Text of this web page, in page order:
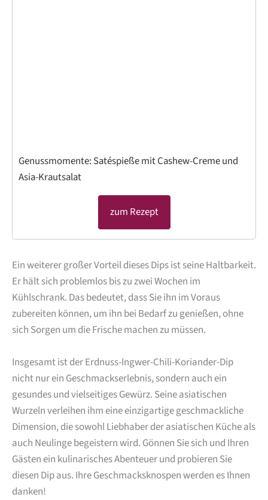
Genussmomente: Satéspieße mit Cashew-Creme und
Asia-Krautsalat
zum Rezept
Ein weiterer großer Vorteil dieses Dips ist seine Haltbarkeit.
Er hält sich problemlos bis zu zwei Wochen im
Kühlschrank. Das bedeutet, dass Sie ihn im Voraus
zubereiten können, um ihn bei Bedarf zu genießen, ohne
sich Sorgen um die Frische machen zu müssen.
Insgesamt ist der Erdnuss-Ingwer-Chili-Koriander-Dip
nicht nur ein Geschmackserlebnis, sondern auch ein
gesundes und vielseitiges Gewürz. Seine asiatischen
Wurzeln verleihen ihm eine einzigartige geschmackliche
Dimension, die sowohl Liebhaber der asiatischen Küche als
auch Neulinge begeistern wird. Gönnen Sie sich und Ihren
Gästen ein kulinarisches Abenteuer und probieren Sie
diesen Dip aus. Ihre Geschmacksknospen werden es Ihnen
danken!